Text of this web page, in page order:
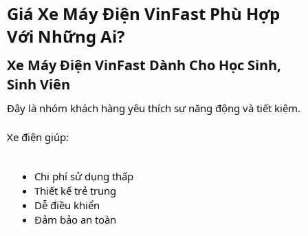
Giá Xe Máy Điện VinFast Phù Hợp
Với Những Ai?​
Xe Máy Điện VinFast Dành Cho Học Sinh,
Sinh Viên​
Đây là nhóm khách hàng yêu thích sự năng động và tiết kiệm.
Xe điện giúp:
Chi phí sử dụng thấp
Thiết kế trẻ trung
Dễ điều khiển
Đảm bảo an toàn